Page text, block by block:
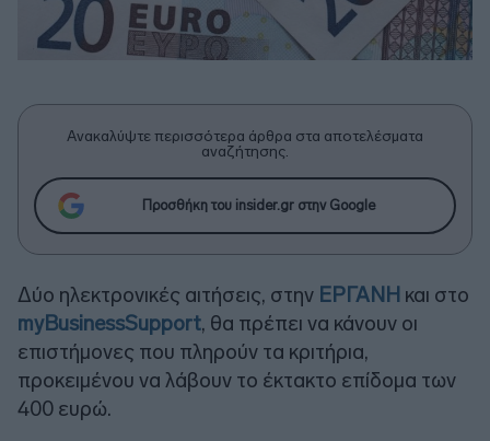
Ανακαλύψτε περισσότερα άρθρα στα αποτελέσματα
αναζήτησης.
Προσθήκη του insider.gr στην Google
Δύο ηλεκτρονικές αιτήσεις, στην ΕΡΓΑΝΗ και στο
myBusinessSupport, θα πρέπει να κάνουν οι
επιστήμονες που πληρούν τα κριτήρια,
προκειμένου να λάβουν το έκτακτο επίδομα των
400 ευρώ.